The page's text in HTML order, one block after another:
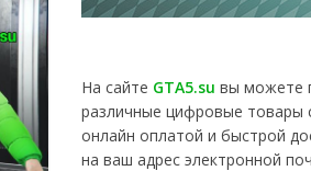
На сайте GTA5.su вы можете
различные цифровые товары
онлайн оплатой и быстрой
на ваш адрес электронной